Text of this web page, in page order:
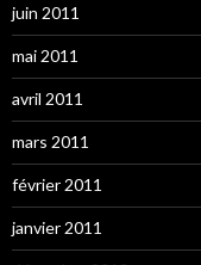
juin 2011
mai 2011
avril 2011
mars 2011
février 2011
janvier 2011